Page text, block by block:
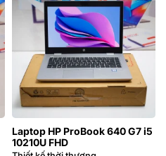
Laptop HP ProBook 640 G7 i5
10210U FHD